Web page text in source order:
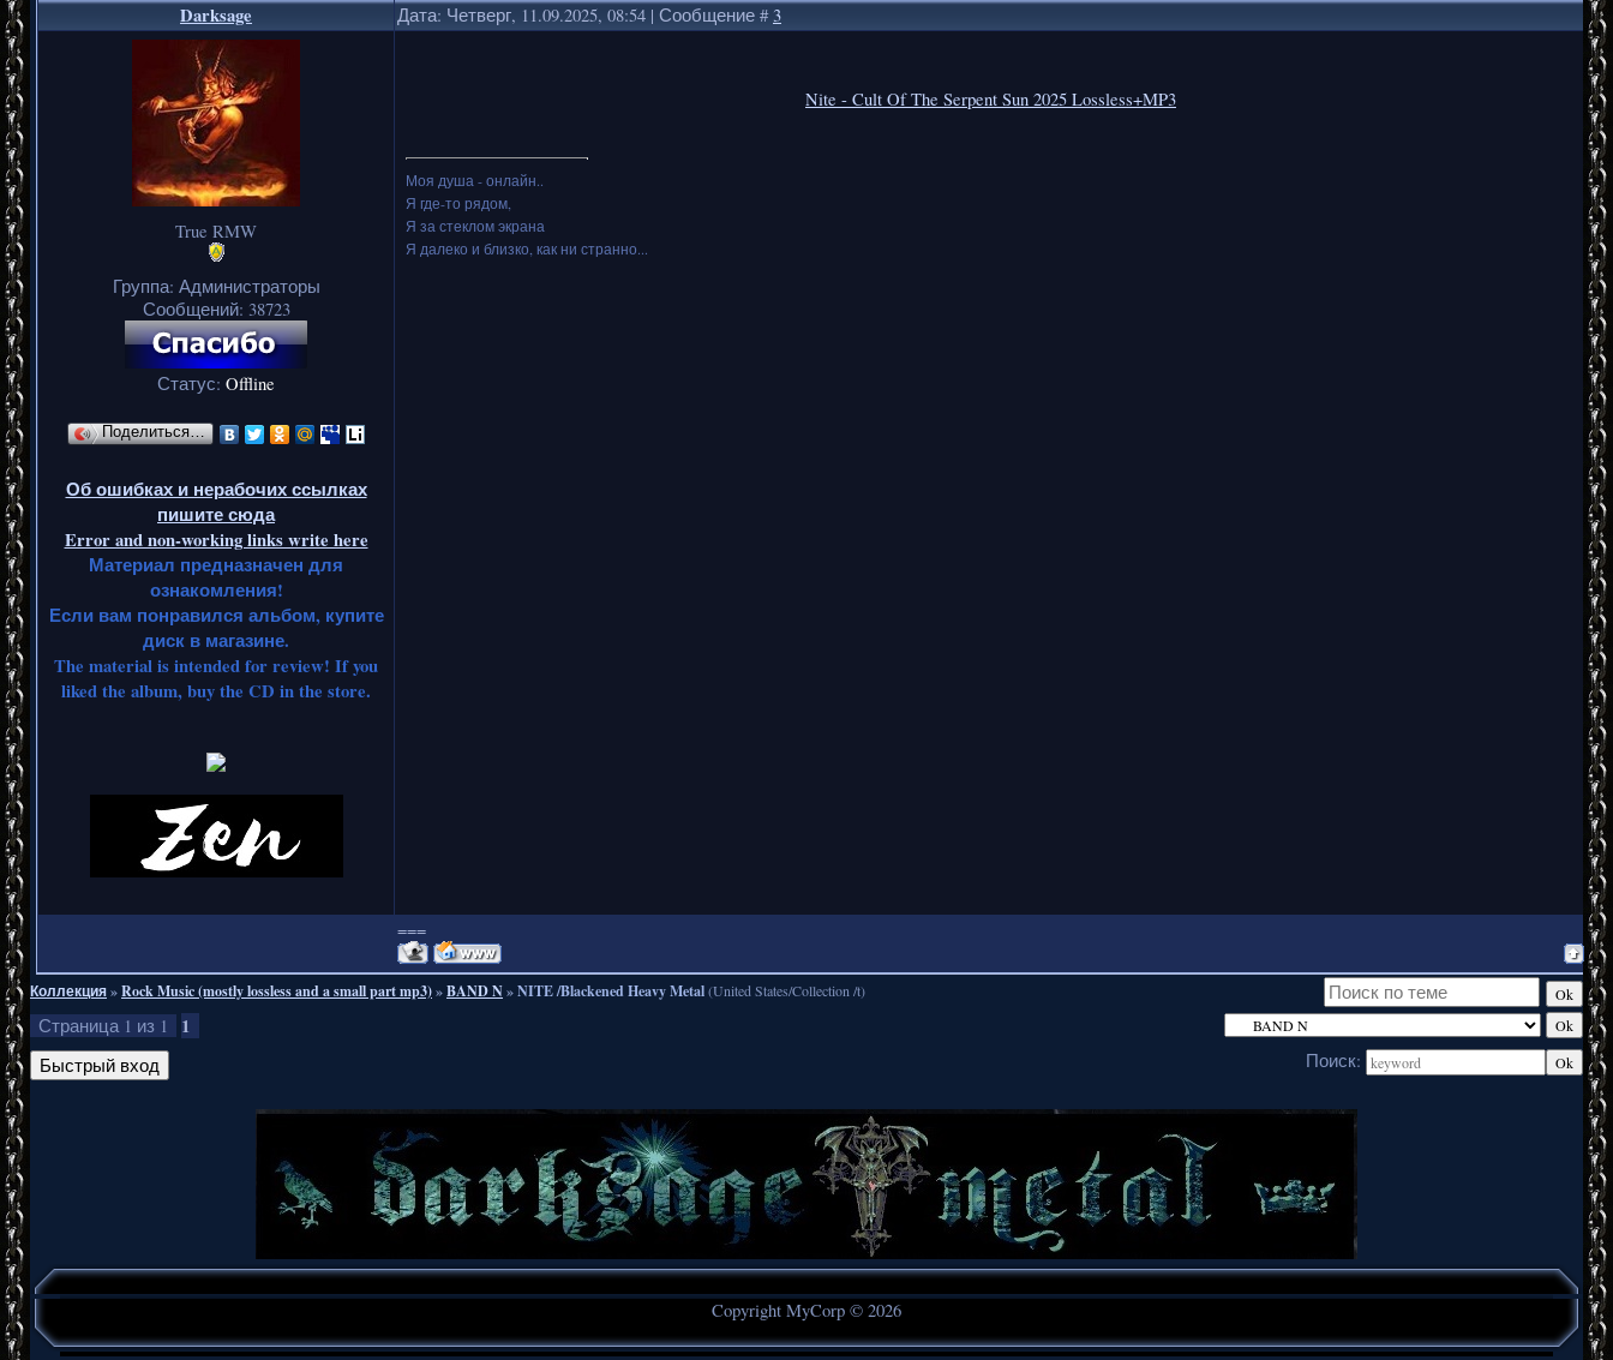
Darksage Дата: Четверг, 11.09.2025, 08:54 | Сообщение # 3
True RMW
Группа: Администраторы
Сообщений: 38723
Статус: Offline
Поделиться…
Об ошибках и нерабочих ссылках
пишите сюда
Error and non-working links write here
Материал предназначен для
ознакомления!
Если вам понравился альбом, купите
диск в магазине.
The material is intended for review! If you
liked the album, buy the CD in the store.
Nite - Cult Of The Serpent Sun 2025 Lossless+MP3
Моя душа - онлайн..
Я где-то рядом,
Я за стеклом экрана
Я далеко и близко, как ни странно...
===
Коллекция»Rock Music (mostly lossless and a small part mp3)»BAND N»NITE /Blackened Heavy Metal(United States/Collection /t)
Страница 1 из 1 1
Поиск:
Copyright MyCorp © 2026